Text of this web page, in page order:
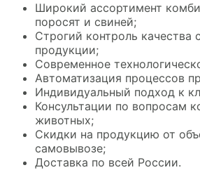
Широкий ассортимент
поросят и свиней;
Строгий контроль качества
продукции;
Современное
Автоматизация процессов
Индивидуальный подход к
Консультации по вопросам
животных;
Скидки на продукцию от
самовывозе;
Доставка по всей России.